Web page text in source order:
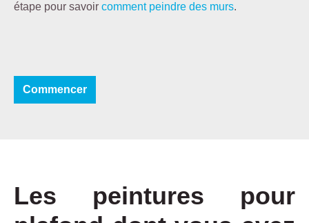
étape pour savoir comment peindre des murs.
Commencer
Les peintures pour